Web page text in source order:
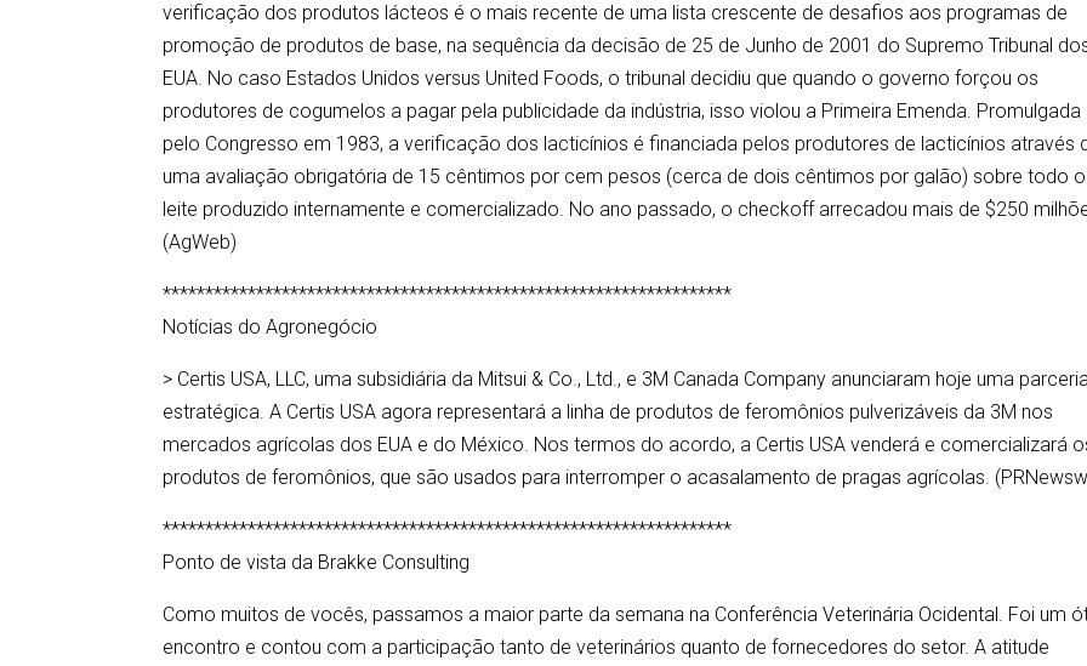
verificação dos produtos lácteos é o mais recente de uma lista crescente de desafios aos programas de
promoção de produtos de base, na sequência da decisão de 25 de Junho de 2001 do Supremo Tribunal
EUA. No caso Estados Unidos versus United Foods, o tribunal decidiu que quando o governo forçou os
produtores de cogumelos a pagar pela publicidade da indústria, isso violou a Primeira Emenda. Promulgada
pelo Congresso em 1983, a verificação dos lacticínios é financiada pelos produtores de lacticínios através
uma avaliação obrigatória de 15 cêntimos por cem pesos (cerca de dois cêntimos por galão) sobre todo o
leite produzido internamente e comercializado. No ano passado, o checkoff arrecadou mais de $250
(AgWeb)
*******************************************************************
Notícias do Agronegócio
> Certis USA, LLC, uma subsidiária da Mitsui & Co., Ltd., e 3M Canada Company anunciaram hoje uma
estratégica. A Certis USA agora representará a linha de produtos de feromônios pulverizáveis da 3M nos
mercados agrícolas dos EUA e do México. Nos termos do acordo, a Certis USA venderá e comercializará
produtos de feromônios, que são usados para interromper o acasalamento de pragas agrícolas.
*******************************************************************
Ponto de vista da Brakke Consulting
Como muitos de vocês, passamos a maior parte da semana na Conferência Veterinária Ocidental. Foi um
encontro e contou com a participação tanto de veterinários quanto de fornecedores do setor. A atitude